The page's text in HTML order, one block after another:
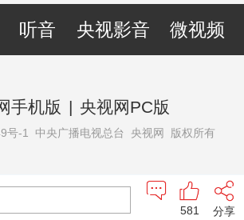
听音 央视影音 微视频
手机版 | 央视网PC版
号-1 中央广播电视总台 央视网 版权所有
分享
581